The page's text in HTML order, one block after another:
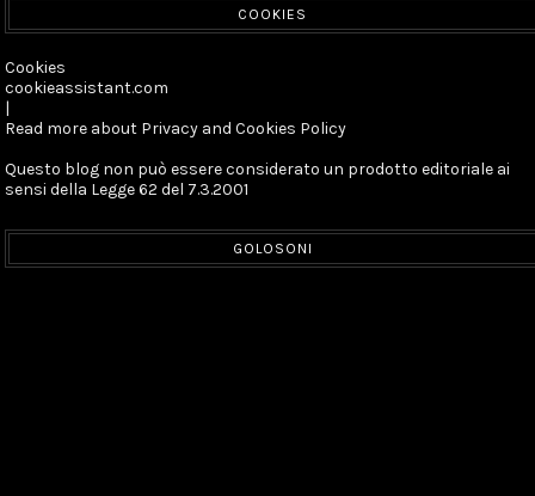
COOKIES
Cookies
cookieassistant.com
|
Read more about Privacy and Cookies Policy
Questo blog non può essere considerato un prodotto editoriale ai
sensi della Legge 62 del 7.3.2001
GOLOSONI